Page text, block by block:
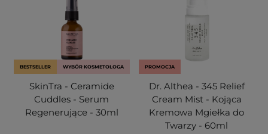
BESTSELLER WYBÓR KOSMETOLOGA
SkinTra - Ceramide
Cuddles - Serum
Regenerujące - 30ml
PROMOCJA
Dr. Althea - 345 Relief
Cream Mist - Kojąca
Kremowa Mgiełka do
Twarzy - 60ml